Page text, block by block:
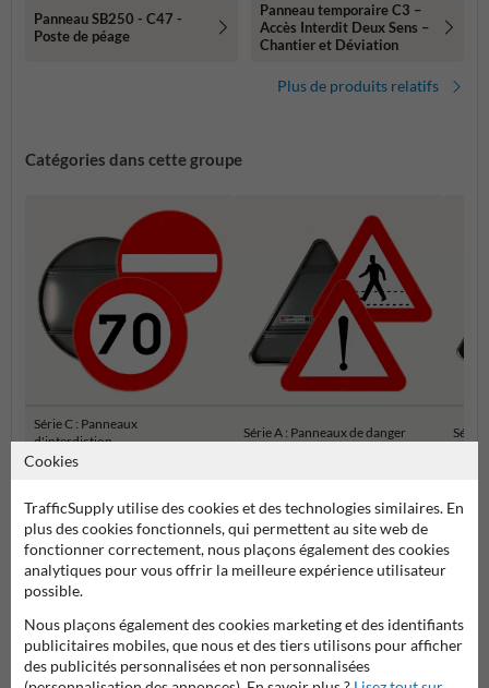
Panneau SB250 - C47 -
Poste de péage
Panneau temporaire C3 –
Accès Interdit Deux Sens –
Chantier et Déviation
Plus de produits relatifs
Catégories dans cette groupe
Série C : Panneaux
d'interdiction
Série A : Panneaux de danger Série
Panneaux de signalisation SB250 officiels
Cookies
TrafficSupply utilise des cookies et des technologies similaires. En
plus des cookies fonctionnels, qui permettent au site web de
fonctionner correctement, nous plaçons également des cookies
analytiques pour vous offrir la meilleure expérience utilisateur
possible.
Nous plaçons également des cookies marketing et des identifiants
publicitaires mobiles, que nous et des tiers utilisons pour afficher
des publicités personnalisées et non personnalisées